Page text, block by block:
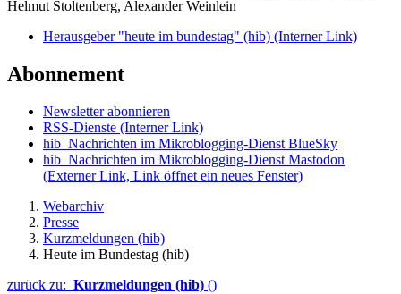
Helmut Stoltenberg, Alexander Weinlein
Herausgeber "heute im bundestag" (hib) (Interner Link)
Abonnement
Newsletter abonnieren
RSS-Dienste (Interner Link)
hib_Nachrichten im Mikroblogging-Dienst BlueSky
hib_Nachrichten im Mikroblogging-Dienst Mastodon
(Externer Link, Link öffnet ein neues Fenster)
Webarchiv
Presse
Kurzmeldungen (hib)
Heute im Bundestag (hib)
zurück zu: Kurzmeldungen (hib) ()